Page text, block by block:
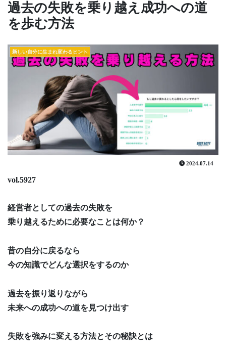
過去の失敗を乗り越え成功への道
を歩む方法
新しい自分に生まれ変わるヒント
2024.07.14
vol.5927
経営者としての過去の失敗を
乗り越えるために必要なことは何か？
昔の自分に戻るなら
今の知識でどんな選択をするのか
過去を振り返りながら
未来への成功への道を見つけ出す
失敗を強みに変える方法とその秘訣とは